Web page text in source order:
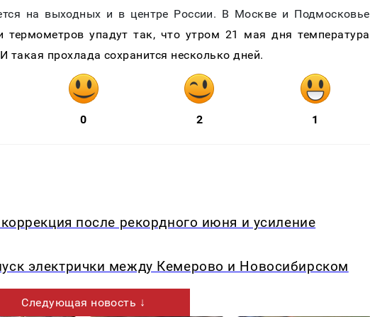
на выходных и в центре России. В Москве и Подмосковье
термометров упадут так, что утром 21 мая дня температура
такая прохлада сохранится несколько дней.
0 2 1
после рекордного июня и усиление
электрички между Кемерово и Новосибирском
Следующая новость ↓